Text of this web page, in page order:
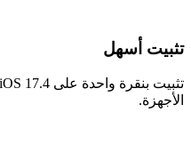
تثبيت أسهل
الأجهزة.